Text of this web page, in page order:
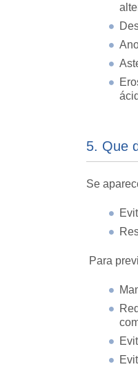
5. Que
Se
Para